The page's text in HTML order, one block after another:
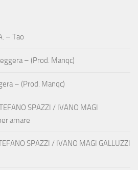
– Tao
– (Prod. Manqc)
– (Prod. Manqc)
SPAZZI / IVANO MAGI
amare
SPAZZI / IVANO MAGI GALLUZZI